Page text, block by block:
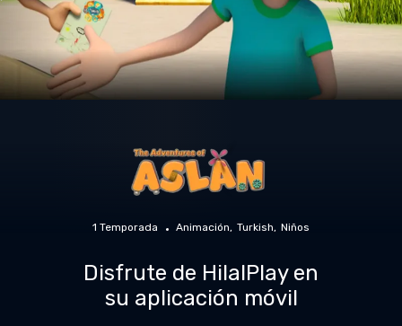
1 Temporada Animación Turkish Niños
Disfrute de HilalPlay en
su aplicación móvil